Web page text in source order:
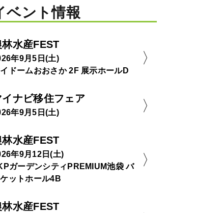
ベント情報
林水産FEST
年9月5日(土)
ドームおおさか 2F 展示ホールD
イナビ移住フェア
年9月5日(土)
林水産FEST
年9月12日(土)
ガーデンシティPREMIUM池袋 バ
ットホール4B
林水産FEST